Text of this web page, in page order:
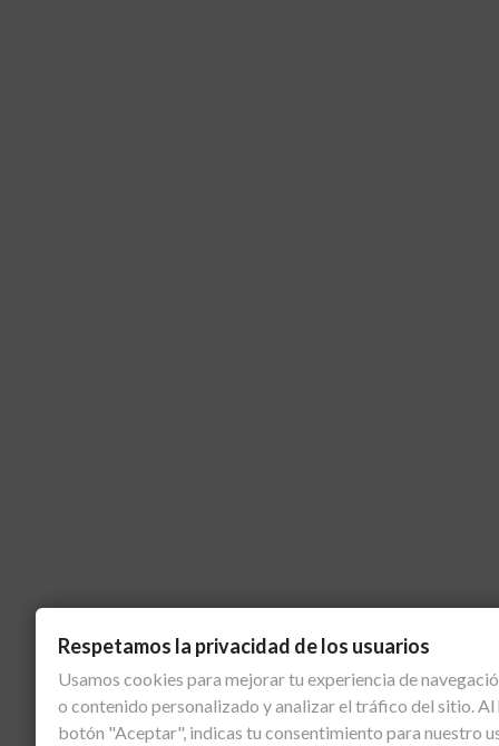
Respetamos la privacidad de los usuarios
Usamos cookies para mejorar tu experiencia de
o contenido personalizado y analizar el tráfico del sitio. Al
botón "Aceptar", indicas tu consentimiento para nuestro